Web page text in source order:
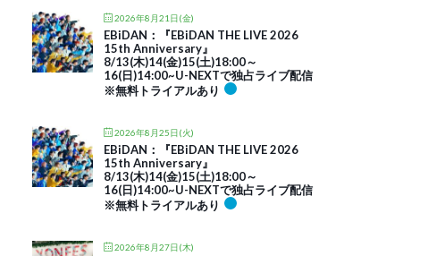
2026年8月21日(金)
EBiDAN：『EBiDAN THE LIVE 2026
15th Anniversary』
8/13(木)14(金)15(土)18:00～
16(日)14:00~U-NEXTで独占ライブ配信
※無料トライアルあり
2026年8月25日(火)
EBiDAN：『EBiDAN THE LIVE 2026
15th Anniversary』
8/13(木)14(金)15(土)18:00～
16(日)14:00~U-NEXTで独占ライブ配信
※無料トライアルあり
2026年8月27日(木)